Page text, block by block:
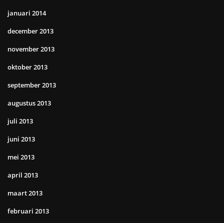
januari 2014
december 2013
november 2013
oktober 2013
september 2013
augustus 2013
juli 2013
juni 2013
mei 2013
april 2013
maart 2013
februari 2013